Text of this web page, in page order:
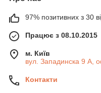
97% позитивних з 30
Працює з 08.10.2015
м. Київ
вул. Западинска 9 А,
Контакти